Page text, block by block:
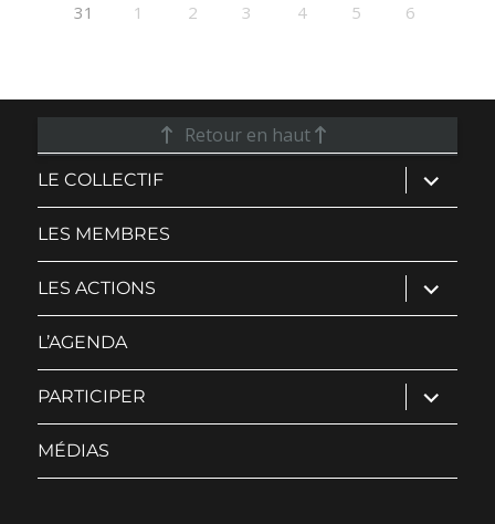
31 1 2 3 4 5 6
Retour en haut
LE COLLECTIF ouvrir
le
sous-
LES MEMBRES
LES ACTIONS ouvrir
le
sous-
L’AGENDA
PARTICIPER ouvrir
le
sous-
MÉDIAS